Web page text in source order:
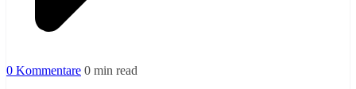
0 Kommentare 0 min read